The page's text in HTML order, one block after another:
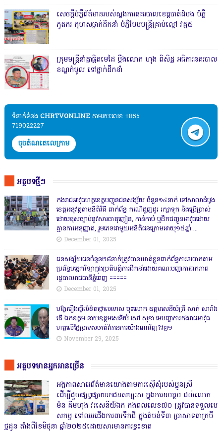
សេចក្តីបំភ្លឺព័ត៌មានរបស់ស្នងការនគរបាលខេត្តបាត់ដំបង បំភ្លឺ
ភូតភរ កុហសថ្នាក់ដឹកនាំ បំភ្លឺបែបបន្ត្រីគ្រាប់ល្ពៅ វគ្គ៥
ក្រុមមន្ត្រីនាំគ្នាផ្ដិតមេដៃ ប្ដឹងលោក ហុង ពិសិដ្ឋ អធិការនគរបាល
ខណ្ឌកំបូល ទៅថ្នាក់ដឹកនាំ
ទំនាក់ទំនង​​ CHRTVONLINE តាមរយៈលេខ +855
719022227
ចុចតំណតេលេក្រាម
អត្ថបទថ្មីៗ
កងរាជឣាវុធហត្ថខេត្តបញ្ជូនជនសង្ស័យ ចំនួន១៤នាក់ ទៅសាលាដំបូង
ខេត្តឣនុវត្តតាមនីតិវិធី ពាក់ព័ន្ធ ករណីជួញដូរ រក្សាទុក និងប្រើប្រាស់
ដោយខុសច្បាប់នូវសារធាតុញៀន, កាន់កាប់ ឬដឹកជញ្ជូនអាវុធដោយ
គ្មានការអនុញ្ញាត, រួមភេទជាមួយអនីតិជនក្រោមអាយុ១៥ឆ្នាំ ...
December 01, 2025
ជនសង្ស័យជនចំនួន២៨នាក់ត្រូវបានឃាត់ខ្លួនពាក់ព័ន្ធការឆបោកតាម
ប្រព័ន្ធបច្ចេកវិទ្យាក្នុងប្រតិបត្តិការដឹកនាំដោយគណៈបញ្ជាការឯកភាព
រដ្ឋបាលរាជធានីភ្នំពេញ ‎=====
December 01, 2025
បង្វែររឿងធ្វើលិខិតថ្កោលទោស ចុះលោក ឧត្តមសេនីយ៍ត្រី សាក់ សារាំង
តើ ឯកឧត្តម នាយឧត្តមសេនីយ៍ សៅ សុខា មេបញ្ជាការកងរាជអាវុធ
ហត្ថលើផ្ទៃប្រទេសចាត់វិធានការយ៉ាងណាវិញ?វគ្គ១
November 29, 2025
អត្ថបទមានអ្នកអានច្រើន
អង្គភាពសារេព័ត៌មានយោងតាមការស្នើសុំរបស់ប្អូនស្រី
ដើម្បីជួយផ្សព្វផ្សាយរកជនសប្បុរស ក្នុងការឧបត្ថម ដល់លោក
ម៉ន គឹមហុង វរសេនីយ៍ឯក កងពលលេខ៧០ ត្រូវបានទទួលបេ
សកម្ម ទៅឈរជើងការពារទឹកដី ក្នុងតំបន់ទី៣ ប្រាសាទតាក្របី
ថ្មដូន តាំងពីខែមិថុនា ឆ្នាំ២០២៥ដោយសារមានការខ្វះខាត